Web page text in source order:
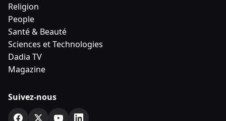
Religion
People
Santé & Beauté
Sciences et Technologies
Dadia TV
Magazine
Suivez-nous